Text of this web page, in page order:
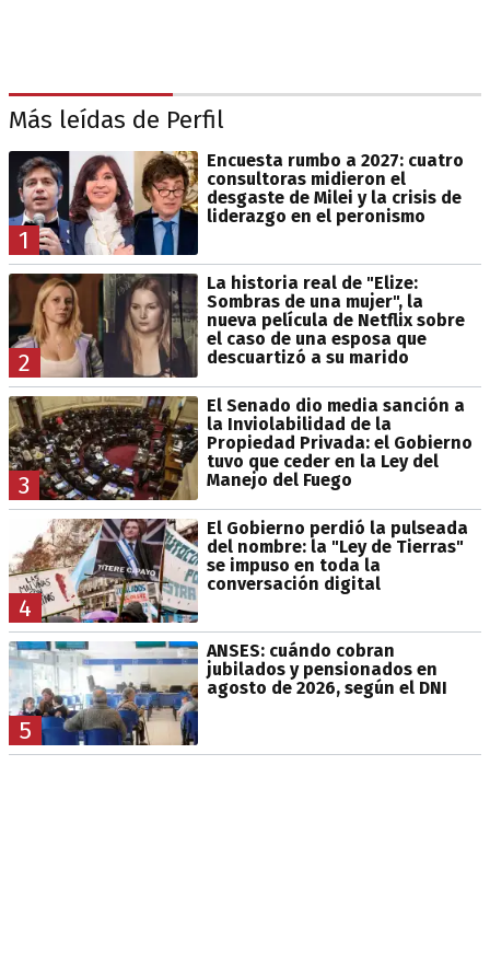
Más leídas de Perfil
1
Encuesta rumbo a 2027: cuatro
consultoras midieron el
desgaste de Milei y la crisis de
liderazgo en el peronismo
2
La historia real de "Elize:
Sombras de una mujer", la
nueva película de Netflix sobre
el caso de una esposa que
descuartizó a su marido
3
El Senado dio media sanción a
la Inviolabilidad de la
Propiedad Privada: el Gobierno
tuvo que ceder en la Ley del
Manejo del Fuego
4
El Gobierno perdió la pulseada
del nombre: la "Ley de Tierras"
se impuso en toda la
conversación digital
5
ANSES: cuándo cobran
jubilados y pensionados en
agosto de 2026, según el DNI